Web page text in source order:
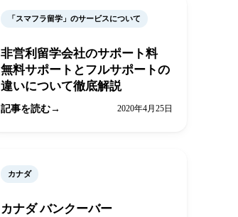
「スマフラ留学」のサービスについて
非営利留学会社のサポート料
無料サポートとフルサポートの
違いについて徹底解説
記事を読む 2020年4月25日
カナダ
カナダ バンクーバー